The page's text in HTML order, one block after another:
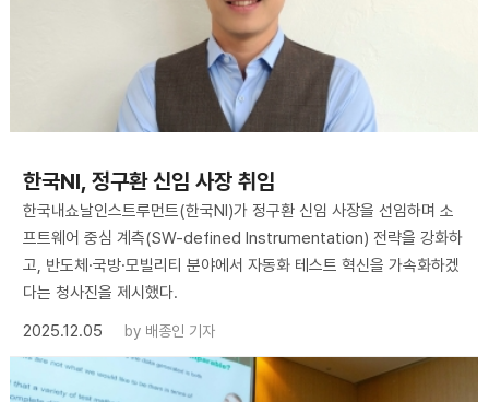
한국NI, 정구환 신임 사장 취임
한국내쇼날인스트루먼트(한국NI)가 정구환 신임 사장을 선임하며 소
프트웨어 중심 계측(SW-defined Instrumentation) 전략을 강화하
고, 반도체·국방·모빌리티 분야에서 자동화 테스트 혁신을 가속화하겠
다는 청사진을 제시했다.
2025.12.05
by 배종인 기자